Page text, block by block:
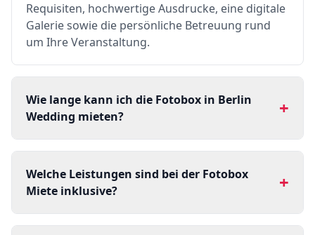
Requisiten, hochwertige Ausdrucke, eine digitale
Galerie sowie die persönliche Betreuung rund
um Ihre Veranstaltung.
Wie lange kann ich die Fotobox in Berlin
Wedding mieten?
+
Welche Leistungen sind bei der Fotobox
Miete inklusive?
+